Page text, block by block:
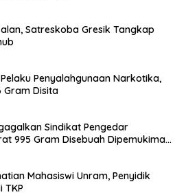
Satreskoba Gresik Tangkap
Penyalahgunaan Narkotika,
Gram Disita
Sindikat Pengedar
995 Gram Disebuah Dipemukiman
Mahasiswi Unram, Penyidik
TKP